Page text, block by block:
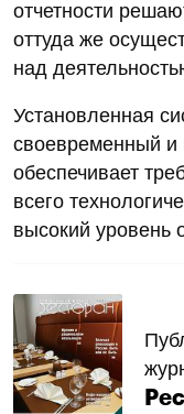
отчетности
оттуда же
над
Установленная
своевременный и
обеспечивает
всего
высокий уровень